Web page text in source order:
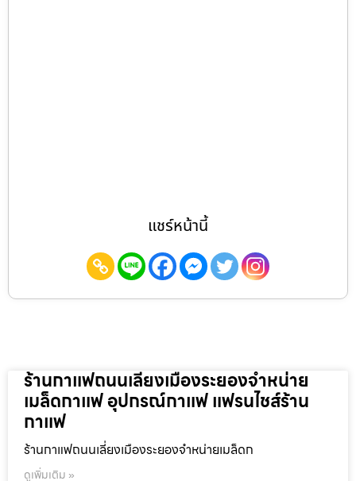
แชร์หน้านี้
ร้านกาแฟถนนเลี่ยงเมืองระยองจำหน่าย
เมล็ดกาแฟ อุปกรณ์กาแฟ แฟรนไชส์ร้าน
กาแฟ
ร้านกาแฟถนนเลี่ยงเมืองระยองจำหน่ายเมล็ดก
ดูเพิ่มเติม »